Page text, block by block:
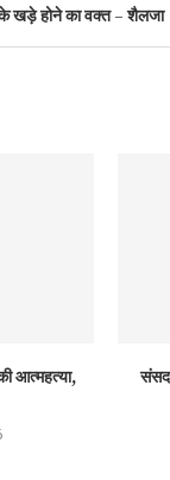
खड़े होने का वक्त – शैलजा
आत्महत्या,
संसद